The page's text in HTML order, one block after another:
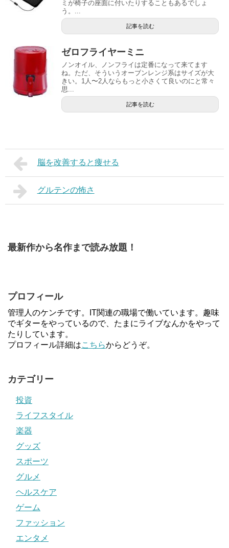
ミが椅子の座面に付いたりすることもあるでしょ
う。...
記事を読む
ゼロフライヤーミニ
ノンオイル、ノンフライは定番になって来てます
ね。ただ、そういうオーブンレンジ系はサイズが大
きい。1人〜2人ならもっと小さくて良いのにと常々
思...
記事を読む
脳を改善すると痩せる
グルテンの怖さ
最新作から名作まで読み放題！
プロフィール
管理人のケンチです。IT関連の職場で働いています。趣味
でギターをやっているので、たまにライブなんかをやって
たりしています。
プロフィール詳細はこちらからどうぞ。
カテゴリー
投資
ライフスタイル
楽器
グッズ
スポーツ
グルメ
ヘルスケア
ゲーム
ファッション
エンタメ